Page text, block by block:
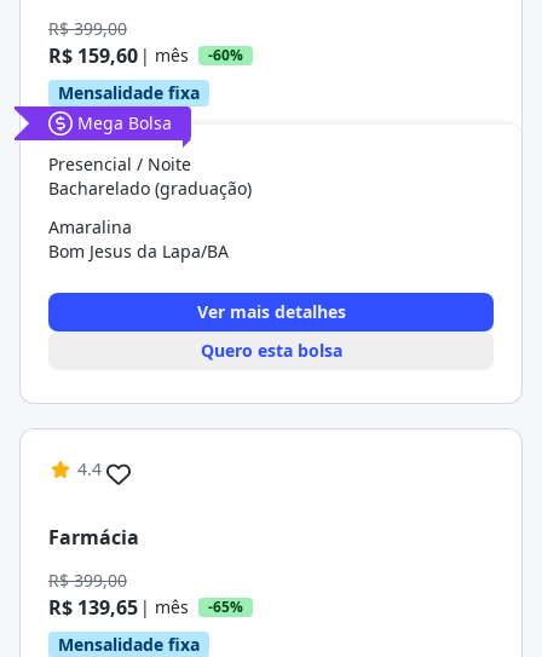
R$ 399,00
R$ 159,60 | mês -60%
Mensalidade fixa
Mega Bolsa
Presencial / Noite
Bacharelado (graduação)
Amaralina
Bom Jesus da Lapa/BA
Ver mais detalhes
Quero esta bolsa
4.4
Farmácia
R$ 399,00
R$ 139,65 | mês -65%
Mensalidade fixa